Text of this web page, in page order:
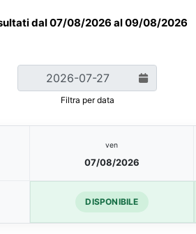
dal 07/08/2026 al 09/08/2026
Filtra per data
ven
07/08/2026
DISPONIBILE